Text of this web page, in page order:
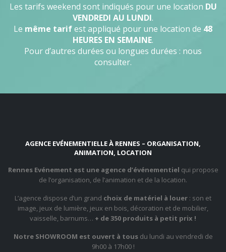
Les tarifs weekend sont indiqués pour une location DU
VENDREDI AU LUNDI.
Le même tarifest appliqué pour une location de 48
HEURES EN SEMAINE.
Pour d’autres durées ou longues durées : nous
consulter.
AGENCE EVÉNEMENTIELLE À RENNES – ORGANISATION,
ANIMATION, LOCATION
Rennes Evénement est une agence d’événementiel qui propose
de l’organisation, de l’animation et de la location.
L’agence dispose d’un grand choix de matériel à louer : son et
image, jeux de lumière, jeux en bois, décoration et de mobilier,
vaisselle, barnums… + de 350 produits à petit prix !
Notre SHOWROOM est ouvert à tousdu lundi au vendredi de
9h00 à 17h00 !